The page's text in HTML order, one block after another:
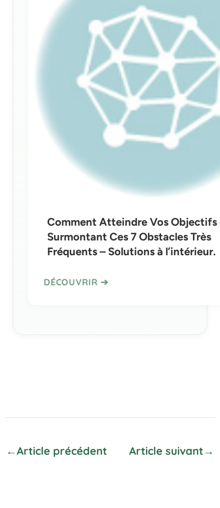
Comment Atteindre Vos Objectifs
Surmontant Ces 7 Obstacles Très
Fréquents – Solutions à l’intérieur.
←Article précédent Article suivant→